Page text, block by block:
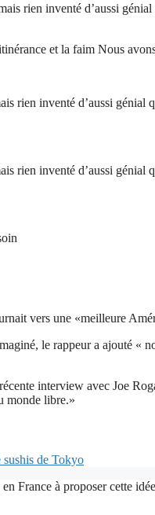
rien inventé d’aussi
et la faim Nous
rien inventé d’aussi génial
rien inventé d’aussi génial
vers une «meilleure
le rappeur a ajouté «
interview avec Joe
monde libre.»
de Tokyo
France à proposer cette